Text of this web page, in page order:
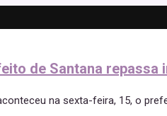
de Santana repassa
na sexta-feira, 15, o